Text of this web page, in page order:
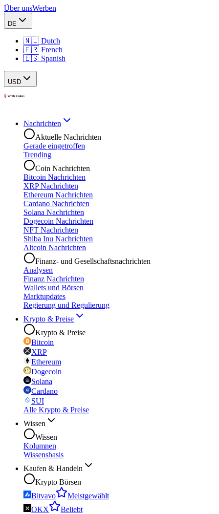
Über unsWerben
DE
🇳🇱 Dutch
🇫🇷 French
🇪🇸 Spanish
USD
Nachrichten
Aktuelle Nachrichten
Gerade eingetroffen
Trending
Coin Nachrichten
Bitcoin Nachrichten
XRP Nachrichten
Ethereum Nachrichten
Cardano Nachrichten
Solana Nachrichten
Dogecoin Nachrichten
NFT Nachrichten
Shiba Inu Nachrichten
Altcoin Nachrichten
Finanz- und Gesellschaftsnachrichten
Analysen
Finanz Nachrichten
Wallets und Börsen
Marktupdates
Regierung und Regulierung
Krypto & Preise
Krypto & Preise
Bitcoin
XRP
Ethereum
Dogecoin
Solana
Cardano
SUI
Alle Krypto & Preise
Wissen
Wissen
Kolumnen
Wissensbasis
Kaufen & Handeln
Krypto Börsen
Bitvavo
Meistgewählt
OKX
Beliebt